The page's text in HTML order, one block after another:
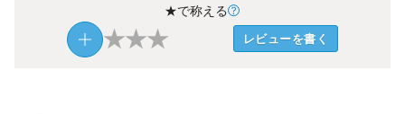
★で称える
★★★ レビューを書く